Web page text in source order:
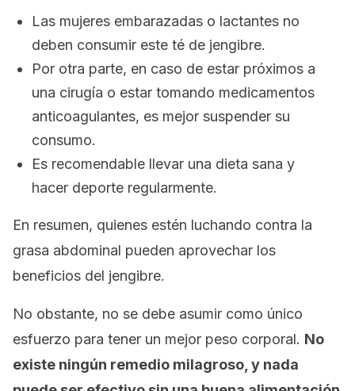
Las mujeres embarazadas o lactantes no
deben consumir este té de jengibre.
Por otra parte, en caso de estar próximos a
una cirugía o estar tomando medicamentos
anticoagulantes, es mejor suspender su
consumo.
Es recomendable llevar una dieta sana y
hacer deporte regularmente.
En resumen, quienes estén luchando contra la
grasa abdominal pueden aprovechar los
beneficios del jengibre.
No obstante, no se debe asumir como único
esfuerzo para tener un mejor peso corporal. No
existe ningún remedio milagroso, y nada